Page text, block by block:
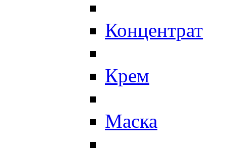
Концентрат
Крем
Маска